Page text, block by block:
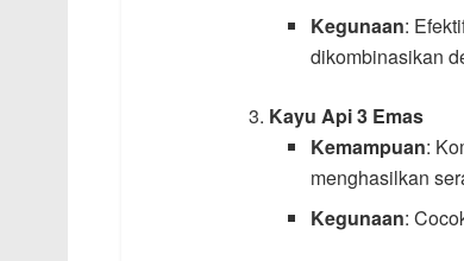
Kegunaan:
dikombinasikan
Kayu Api 3 Emas
Kemampuan:
menghasilkan
Kegunaan: